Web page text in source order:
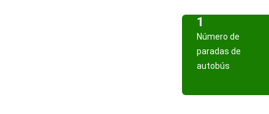
1
Número de
paradas de
autobús